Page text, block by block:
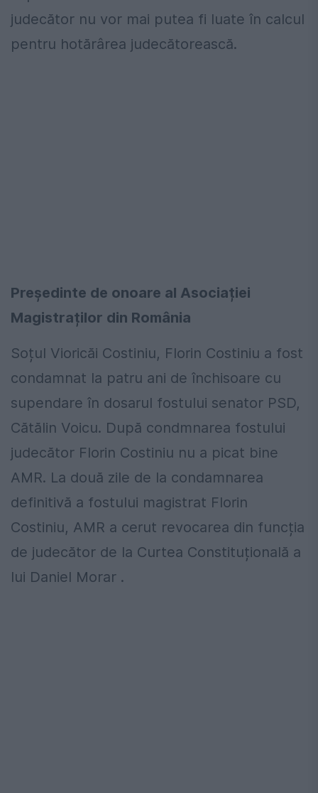
judecător nu vor mai putea fi luate în calcul
pentru hotărârea judecătorească.
Președinte de onoare al Asociației
Magistraților din România
Soțul Vioricăi Costiniu, Florin Costiniu a fost
condamnat la patru ani de închisoare cu
supendare în dosarul fostului senator PSD,
Cătălin Voicu. După condmnarea fostului
judecător Florin Costiniu nu a picat bine
AMR. La două zile de la condamnarea
definitivă a fostului magistrat Florin
Costiniu, AMR a cerut revocarea din funcția
de judecător de la Curtea Constituțională a
lui Daniel Morar .